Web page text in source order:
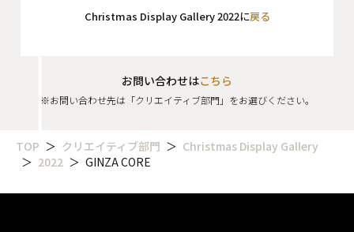
Christmas Display Gallery 2022に戻る
お問い合わせはこちら
※お問い合わせ先は「クリエイティブ部門」をお選びください。
TOP クリエイティブ部門
Christmas Display Gallery
2022
GINZA CORE